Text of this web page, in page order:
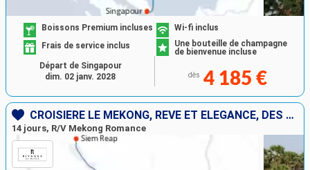
Boissons Premium incluses
Wi-fi inclus
Frais de service inclus
Une bouteille de champagne
de bienvenue incluse
dès 4 185 €
Départ de Singapour
dim. 02 janv. 2028
CROISIÈRE LE MÉKONG, RÊVE ET ÉLÉGANCE, DES TEMPLES D’ANGKOR À SAÏGON
14 jours, R/V Mekong Romance